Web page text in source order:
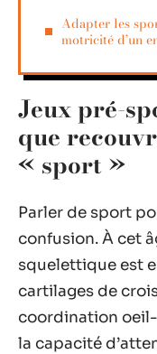
Adapter les
motricité d’un
Jeux pré-
que
« sport »
Parler de sport
confusion. À cet
squelettique est
cartilages de
coordination
la capacité